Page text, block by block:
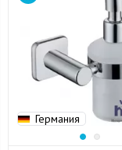
Германия